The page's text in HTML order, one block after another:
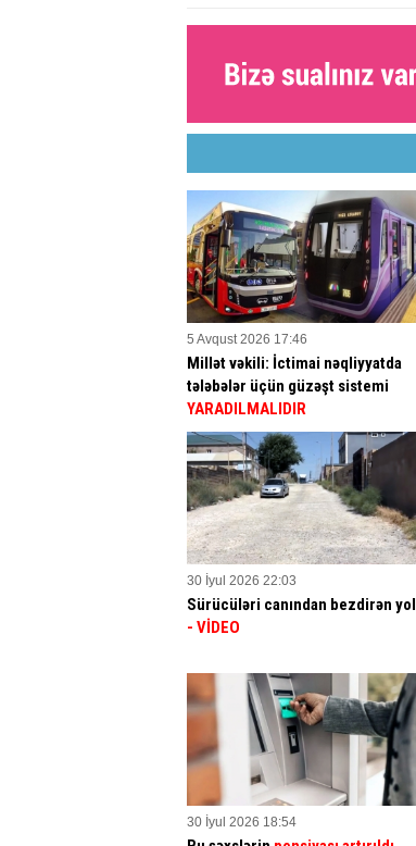
5 Avqust 2026 17:46
Millət vəkili: İctimai nəqliyyatda
tələbələr üçün güzəşt sistemi
YARADILMALIDIR
30 İyul 2026 22:03
Sürücüləri canından bezdirən yol
- VİDEO
30 İyul 2026 18:54